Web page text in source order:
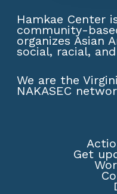
Hamkae Center
community-
organizes Asian
social, racial,
We are the
NAKASEC
Get